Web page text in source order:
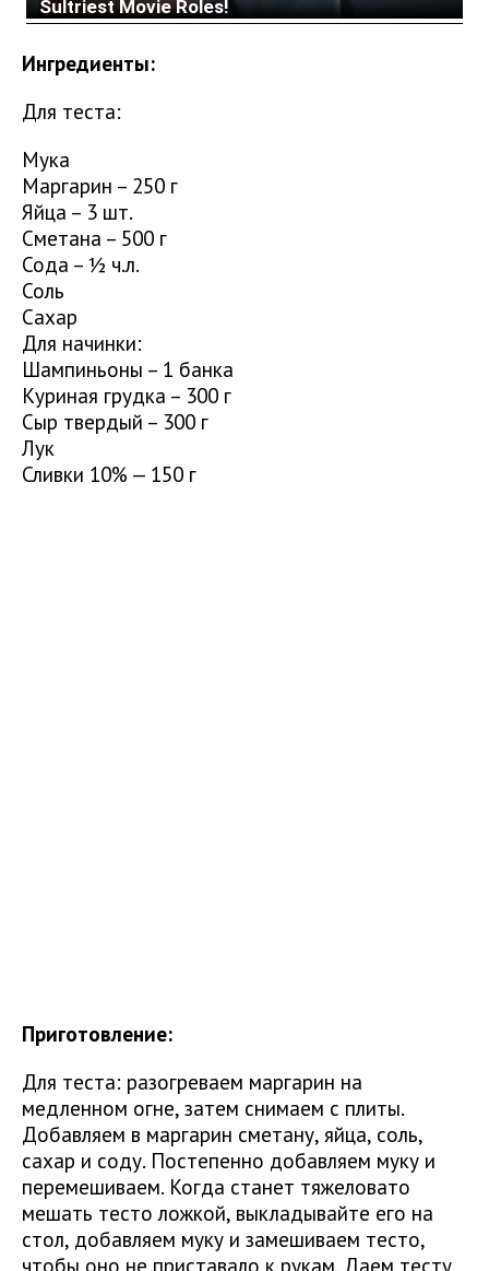
Ингредиенты:
Для теста:
Мука
Маргарин – 250 г
Яйца – 3 шт.
Сметана – 500 г
Сода – ½ ч.л.
Соль
Сахар
Для начинки:
Шампиньоны – 1 банка
Куриная грудка – 300 г
Сыр твердый – 300 г
Лук
Сливки 10% — 150 г
Приготовление:
Для теста: разогреваем маргарин на
медленном огне, затем снимаем с плиты.
Добавляем в маргарин сметану, яйца, соль,
сахар и соду. Постепенно добавляем муку и
перемешиваем. Когда станет тяжеловато
мешать тесто ложкой, выкладывайте его на
стол, добавляем муку и замешиваем тесто,
чтобы оно не приставало к рукам. Даем тесту